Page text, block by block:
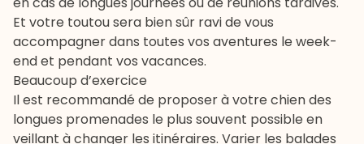
Et votre toutou sera bien sûr ravi de vous
accompagner dans toutes vos aventures le week-
end et pendant vos vacances.
Beaucoup d’exercice
Il est recommandé de proposer à votre chien des
longues promenades le plus souvent possible en
veillant à changer les itinéraires. Varier les balades